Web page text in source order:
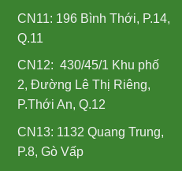
CN11: 196 Bình Thới, P.14,
Q.11
CN12: 430/45/1 Khu phố
2, Đường Lê Thị Riêng,
P.Thới An, Q.12
CN13: 1132 Quang Trung,
P.8, Gò Vấp